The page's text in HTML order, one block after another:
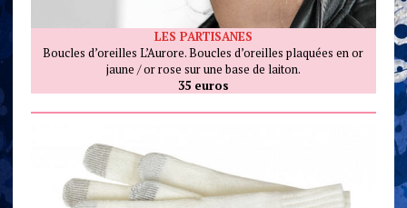
LES PARTISANES
Boucles d’oreilles L’Aurore. Boucles d’oreilles plaquées en or
jaune / or rose sur une base de laiton.
35 euros